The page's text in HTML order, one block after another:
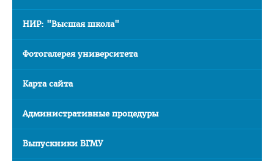
Наши лучшие выпускники
Воспитательная работа
Для граждан РФ
Проморолики о ВГМУ
О трудоустройстве
НИР: "Высшая школа"
Фотогалерея университета
Карта сайта
Административные процедуры
Выпускники ВГМУ